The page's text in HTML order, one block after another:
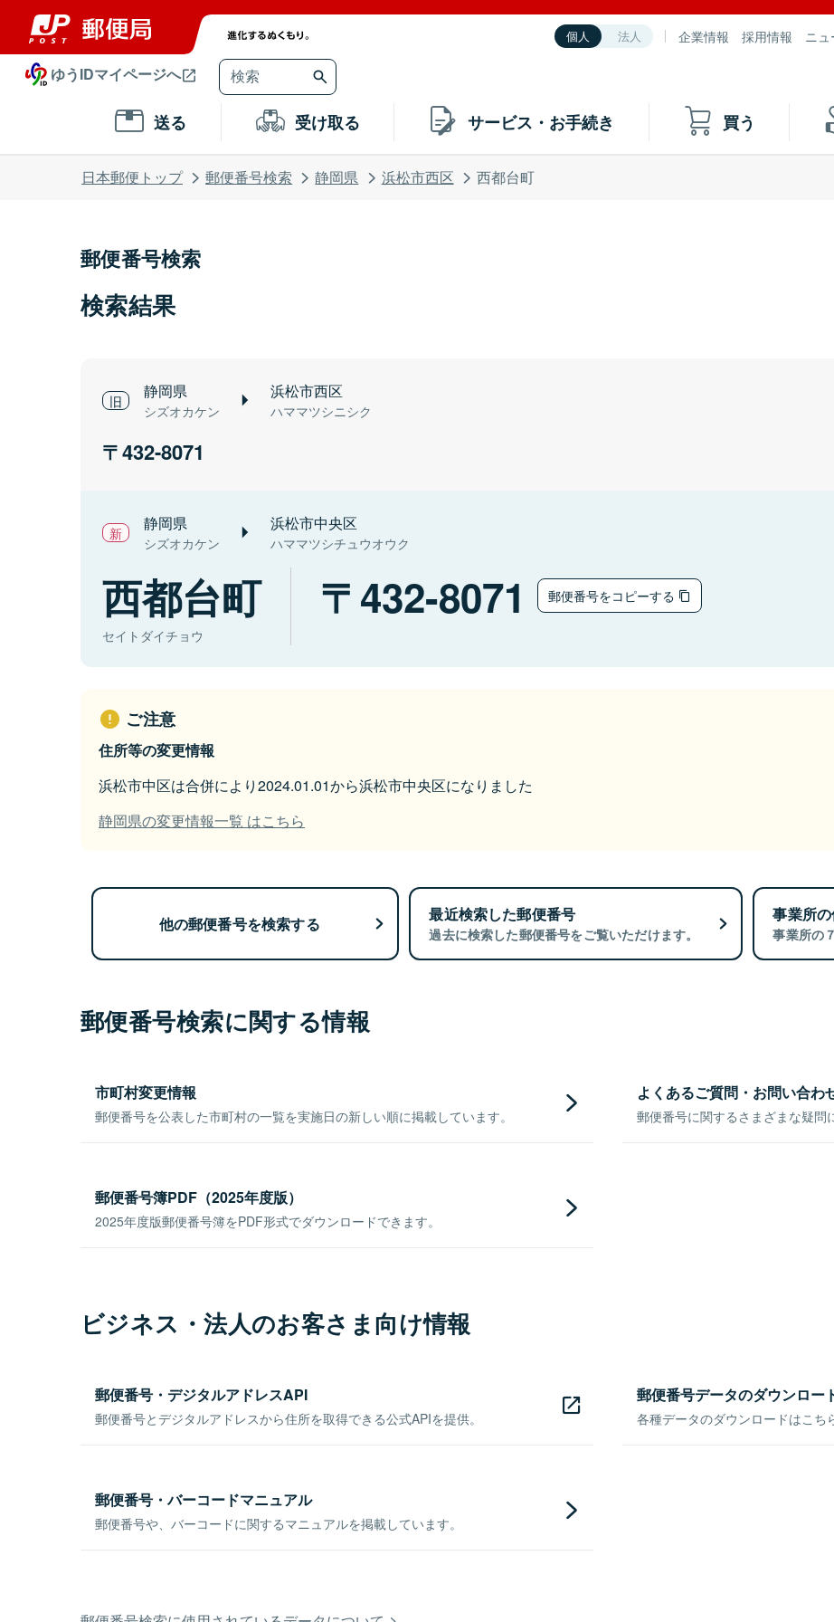
個人 法人 企業情報 採用情報 ニ
ゆうIDマイページへ
送る 受け取る サービス・お手続き 買う
日本郵便トップ 郵便番号検索 静岡県 浜松市西区 西都台町
郵便番号検索
検索結果
静岡県
シズオカケン
浜松市西区
ハママツシニシク
432-8071
静岡県
シズオカケン
浜松市中央区
ハママツシチュウオウク
西都台町
セイトダイチョウ
432-8071 郵便番号をコピーする
ご注意
住所等の変更情報
浜松市中区は合併により2024.01.01から浜松市中央区になりました
静岡県の変更情報一覧 はこちら
他の郵便番号を検索する 最近検索した郵便番号
過去に検索した郵便番号をご覧いただけます。
事業所
事業所の
郵便番号検索に関する情報
市町村変更情報
郵便番号を公表した市町村の一覧を実施日の新しい順に掲載しています。
よくあるご質問・お問い合わ
郵便番号に関するさまざまな疑問
郵便番号簿PDF（2025年度版）
2025年度版郵便番号簿をPDF形式でダウンロードできます。
ビジネス・法人のお客さま向け情報
郵便番号・デジタルアドレスAPI
郵便番号とデジタルアドレスから住所を取得できる公式APIを提供。
郵便番号データのダウンロー
各種データのダウンロードはこち
郵便番号・バーコードマニュアル
郵便番号や、バーコードに関するマニュアルを掲載しています。